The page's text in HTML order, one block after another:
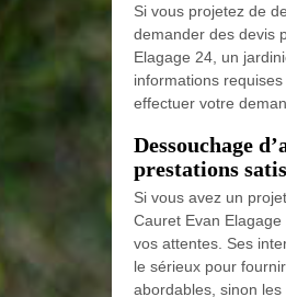
Si vous projetez de
demander des devis
Elagage 24, un
informations
effectuer votre
Dessouchage
prestations
Si vous avez un
Cauret Evan
vos attentes. Ses
le sérieux pour
abordables, sinon